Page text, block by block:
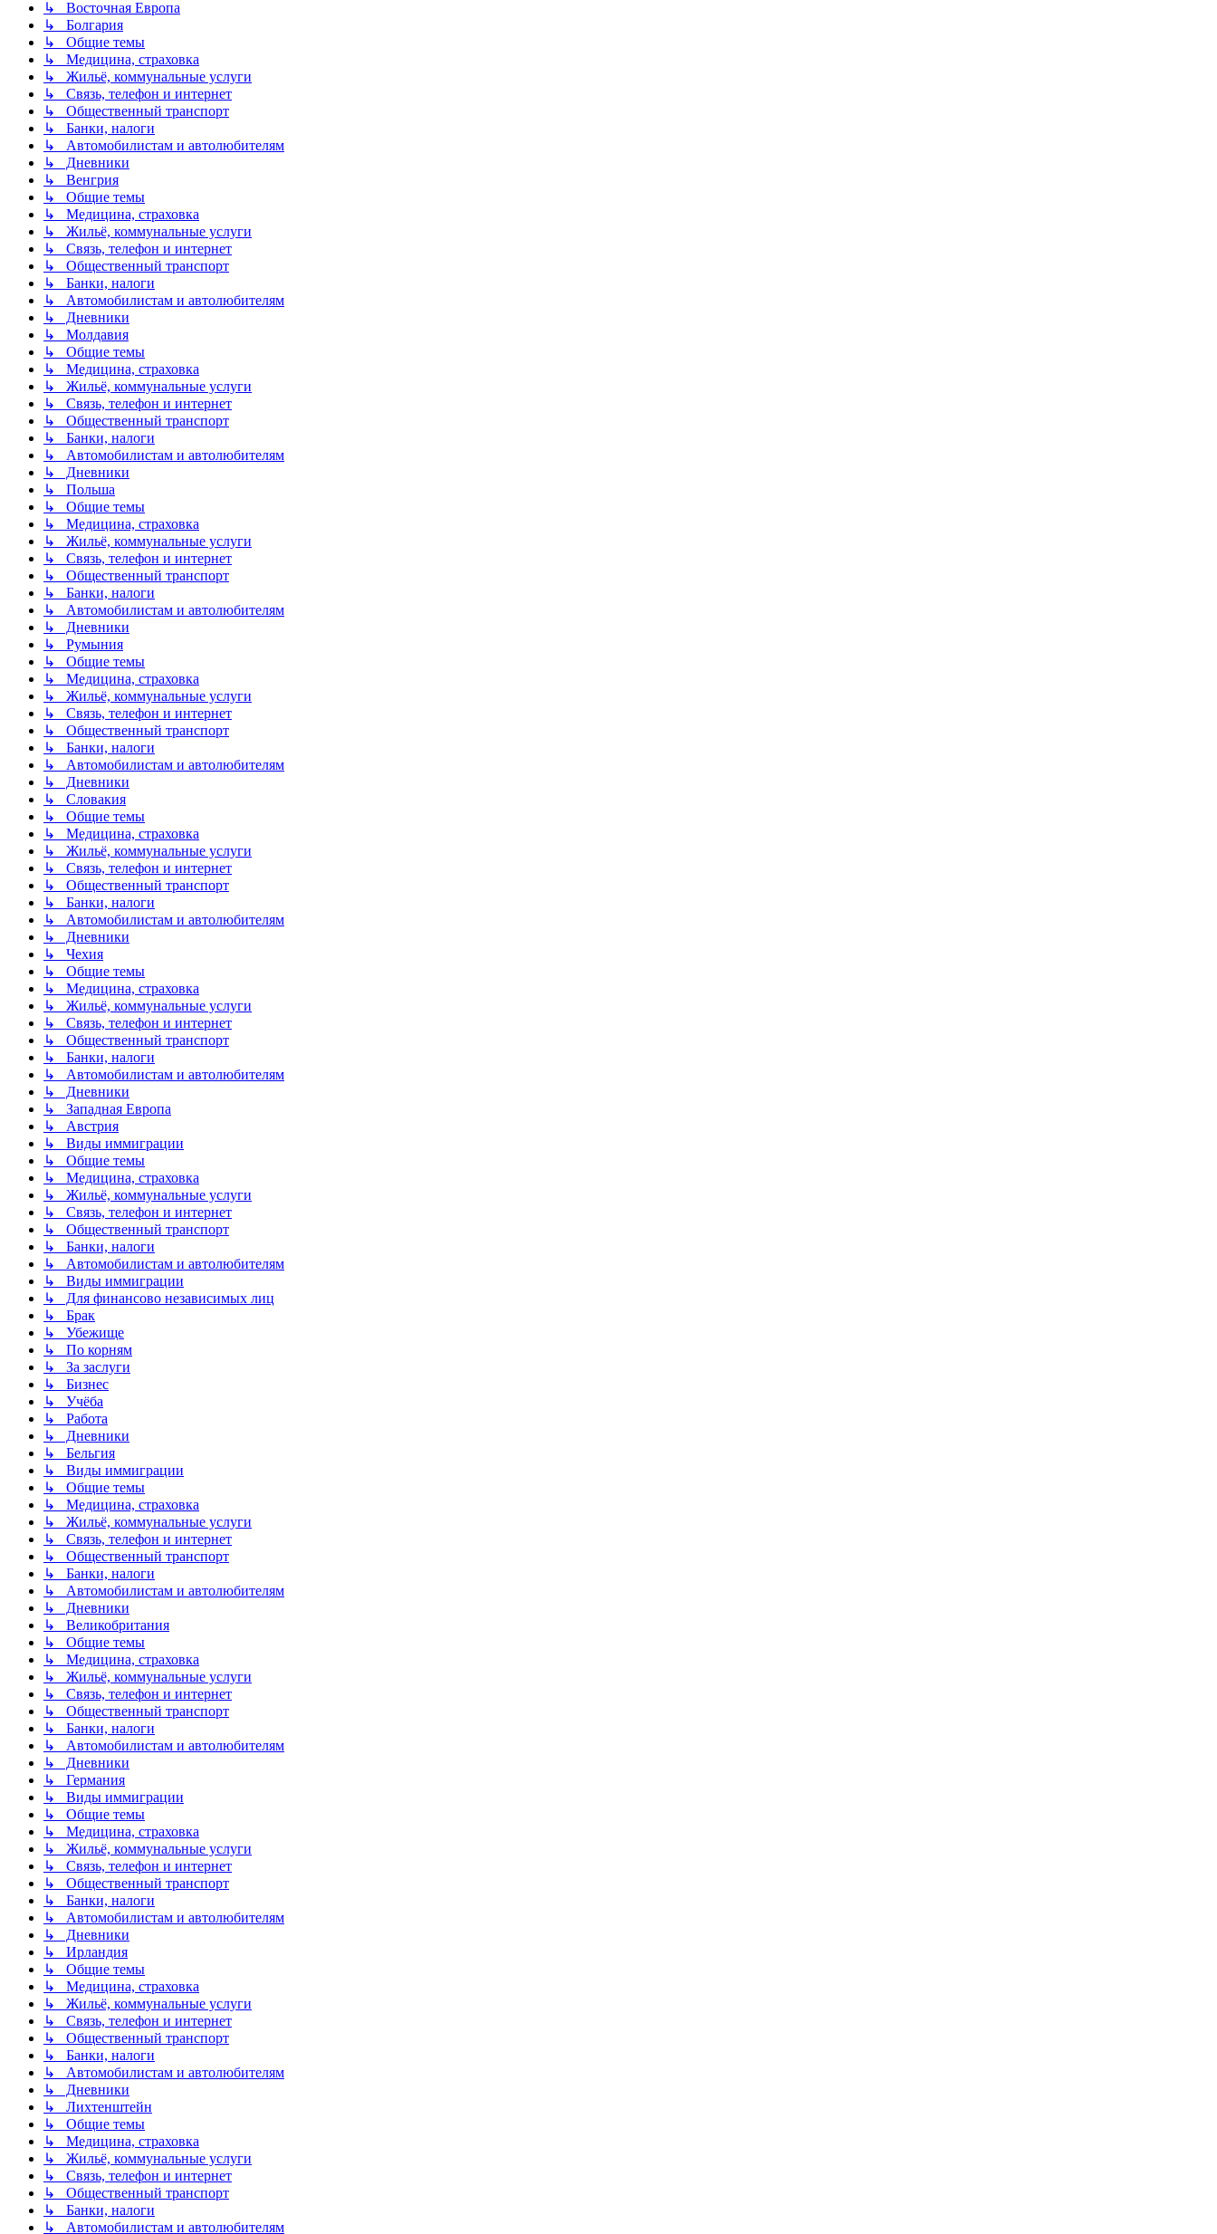
↳ Восточная Европа
↳ Болгария
↳ Общие темы
↳ Медицина, страховка
↳ Жильё, коммунальные услуги
↳ Связь, телефон и интернет
↳ Общественный транспорт
↳ Банки, налоги
↳ Автомобилистам и автолюбителям
↳ Дневники
↳ Венгрия
↳ Общие темы
↳ Медицина, страховка
↳ Жильё, коммунальные услуги
↳ Связь, телефон и интернет
↳ Общественный транспорт
↳ Банки, налоги
↳ Автомобилистам и автолюбителям
↳ Дневники
↳ Молдавия
↳ Общие темы
↳ Медицина, страховка
↳ Жильё, коммунальные услуги
↳ Связь, телефон и интернет
↳ Общественный транспорт
↳ Банки, налоги
↳ Автомобилистам и автолюбителям
↳ Дневники
↳ Польша
↳ Общие темы
↳ Медицина, страховка
↳ Жильё, коммунальные услуги
↳ Связь, телефон и интернет
↳ Общественный транспорт
↳ Банки, налоги
↳ Автомобилистам и автолюбителям
↳ Дневники
↳ Румыния
↳ Общие темы
↳ Медицина, страховка
↳ Жильё, коммунальные услуги
↳ Связь, телефон и интернет
↳ Общественный транспорт
↳ Банки, налоги
↳ Автомобилистам и автолюбителям
↳ Дневники
↳ Словакия
↳ Общие темы
↳ Медицина, страховка
↳ Жильё, коммунальные услуги
↳ Связь, телефон и интернет
↳ Общественный транспорт
↳ Банки, налоги
↳ Автомобилистам и автолюбителям
↳ Дневники
↳ Чехия
↳ Общие темы
↳ Медицина, страховка
↳ Жильё, коммунальные услуги
↳ Связь, телефон и интернет
↳ Общественный транспорт
↳ Банки, налоги
↳ Автомобилистам и автолюбителям
↳ Дневники
↳ Западная Европа
↳ Австрия
↳ Виды иммиграции
↳ Общие темы
↳ Медицина, страховка
↳ Жильё, коммунальные услуги
↳ Связь, телефон и интернет
↳ Общественный транспорт
↳ Банки, налоги
↳ Автомобилистам и автолюбителям
↳ Виды иммиграции
↳ Для финансово независимых лиц
↳ Брак
↳ Убежище
↳ По корням
↳ За заслуги
↳ Бизнес
↳ Учёба
↳ Работа
↳ Дневники
↳ Бельгия
↳ Виды иммиграции
↳ Общие темы
↳ Медицина, страховка
↳ Жильё, коммунальные услуги
↳ Связь, телефон и интернет
↳ Общественный транспорт
↳ Банки, налоги
↳ Автомобилистам и автолюбителям
↳ Дневники
↳ Великобритания
↳ Общие темы
↳ Медицина, страховка
↳ Жильё, коммунальные услуги
↳ Связь, телефон и интернет
↳ Общественный транспорт
↳ Банки, налоги
↳ Автомобилистам и автолюбителям
↳ Дневники
↳ Германия
↳ Виды иммиграции
↳ Общие темы
↳ Медицина, страховка
↳ Жильё, коммунальные услуги
↳ Связь, телефон и интернет
↳ Общественный транспорт
↳ Банки, налоги
↳ Автомобилистам и автолюбителям
↳ Дневники
↳ Ирландия
↳ Общие темы
↳ Медицина, страховка
↳ Жильё, коммунальные услуги
↳ Связь, телефон и интернет
↳ Общественный транспорт
↳ Банки, налоги
↳ Автомобилистам и автолюбителям
↳ Дневники
↳ Лихтенштейн
↳ Общие темы
↳ Медицина, страховка
↳ Жильё, коммунальные услуги
↳ Связь, телефон и интернет
↳ Общественный транспорт
↳ Банки, налоги
↳ Автомобилистам и автолюбителям